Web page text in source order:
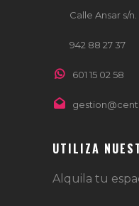
Calle Ansar s/
942 88 27 37
601 15 02 58
UTILIZA
Alquila tu